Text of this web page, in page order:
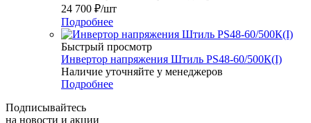
24 700 ₽/шт
Подробнее
Быстрый просмотр
Инвертор напряжения Штиль PS48-60/500К(I)
Наличие уточняйте у менеджеров
Подробнее
Подписывайтесь
на новости и акции